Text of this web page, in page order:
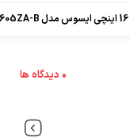
0 دیدگاه ها